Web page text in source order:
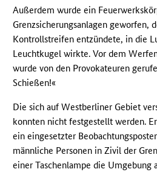
Außerdem wurde ein
Grenzsicherungsanlagen geworfen,
Kontrollstreifen entzündete, in die
Leuchtkugel wirkte. Vor dem
wurde von den Provokateuren
Schießen!«
Die sich auf Westberliner Gebiet
konnten nicht festgestellt werden.
ein eingesetzter
männliche Personen in Zivil der
einer Taschenlampe die Umgebung